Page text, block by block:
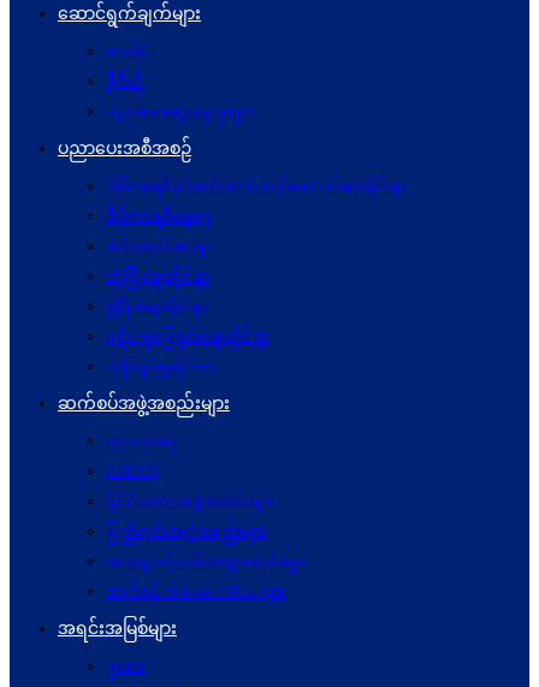
ဆောင်ရွက်ချက်များ
ဓာတ်ပုံ
ဗွီဒီယို
ပညာပေးဆွေးနွေးမှုများ
ပညာပေးအစီအစဉ်
ဒီမိုကရေစီနှင့်ဖက်ဒရယ်တည်ဆောက်ရေးဆိုင်ရာ
ဒီမိုကရေစီရေးရာ
ဖက်ဒရယ်ရေးရာ
လုံခြုံရေးဆိုင်ရာ
ဖွံဖြိုးရေးဆိုင်ရာ
ပဋိပက္ခ‌ဖြေရှင်းရေးဆိုင်ရာ
ယုံကြည်မှုဆိုင်ရာ
ဆက်စပ်အဖွဲ့အစည်းများ
ကုလသမဂ္ဂ
ASEAN
နိုင်ငံတကာအဖွဲ့အစည်းများ
ပြည်တွင်းအဖွဲ့အစည်းများ
စေတနာ့ဝန်ထမ်းအဖွဲ့အစည်းများ
ဆက်စပ် Website URLs များ
အရင်းအမြစ်များ
ဥပဒေ